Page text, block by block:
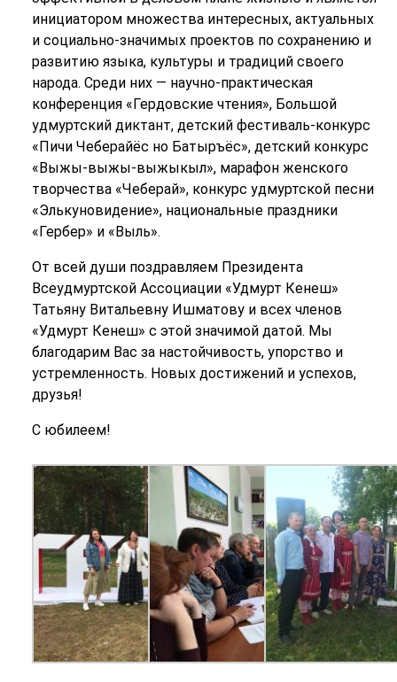
инициатором множества интересных, актуальных
и социально-значимых проектов по сохранению и
развитию языка, культуры и традиций своего
народа. Среди них — научно-практическая
конференция «Гердовские чтения», Большой
удмуртский диктант,детский фестиваль-конкурс
«Пичи Чеберайёс но Батыръёс»,детский конкурс
«Выжы-выжы-выжыкыл», марафон женского
творчества «Чеберай», конкурс удмуртской песни
«Элькуновидение», национальные праздники
«Гербер» и «Выль».
От всей души поздравляем Президента
Всеудмуртской Ассоциации «Удмурт Кенеш»
Татьяну Витальевну Ишматову и всех членов
«Удмурт Кенеш» с этой значимой датой. Мы
благодарим Вас за настойчивость, упорство и
устремленность. Новых достижений и успехов,
друзья!
С юбилеем!